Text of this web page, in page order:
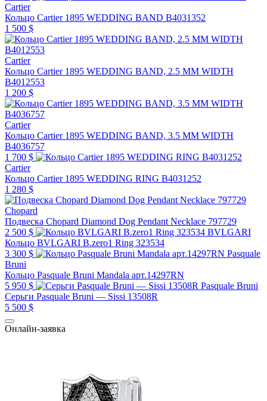
Cartier
Кольцо Cartier 1895 WEDDING BAND B4031352
1 500 $
Cartier
Кольцо Cartier 1895 WEDDING BAND, 2.5 MM WIDTH
B4012553
1 200 $
Cartier
Кольцо Cartier 1895 WEDDING BAND, 3.5 MM WIDTH
B4036757
1 700 $
Cartier
Кольцо Cartier 1895 WEDDING RING B4031252
1 280 $
Chopard
Подвеска Chopard Diamond Dog Pendant Necklace 797729
2 500 $
BVLGARI
Кольцо BVLGARI B.zero1 Ring 323534
3 300 $
Pasquale
Bruni
Кольцо Pasquale Bruni Mandala арт.14297RN
5 950 $
Pasquale Bruni
Серьги Pasquale Bruni — Sissi 13508R
5 500 $
Онлайн-заявка